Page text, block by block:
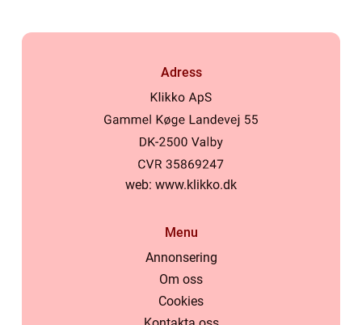
Adress
web: www.klikko.dk
Menu
Annonsering
Om oss
Cookies